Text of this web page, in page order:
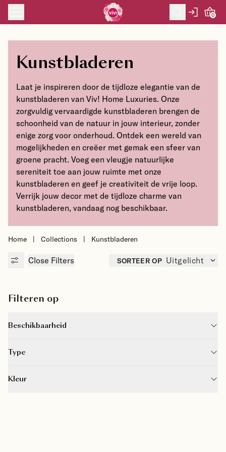
Skip to content
0
Kunstbladeren
Laat je inspireren door de tijdloze elegantie van de
kunstbladeren van Viv! Home Luxuries. Onze
zorgvuldig vervaardigde kunstbladeren brengen de
schoonheid van de natuur in jouw interieur, zonder
enige zorg voor onderhoud. Ontdek een wereld van
mogelijkheden en creëer met gemak een sfeer van
groene pracht. Voeg een vleugje natuurlijke
sereniteit toe aan jouw ruimte met onze
kunstbladeren en geef je creativiteit de vrije loop.
Verrijk jouw decor met de tijdloze charme van
kunstbladeren, vandaag nog beschikbaar.
Home | Collections | Kunstbladeren
Close Filters SORTEER OP Uitgelicht
Filteren op
Beschikbaarheid
Type
Kleur